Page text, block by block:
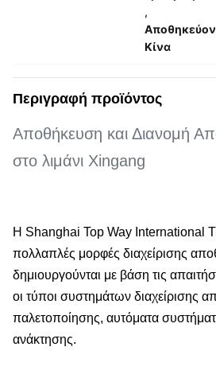
,
Κίνα
Περιγραφή προϊόντος
Αποθήκευση και Διανομή
στο λιμάνι Xingang
Η Shanghai Top Way International
πολλαπλές μορφές διαχείρισης
δημιουργούνται με βάση τις
οι τύποι συστημάτων διαχείρισης
παλετοποίησης, αυτόματα
ανάκτησης.